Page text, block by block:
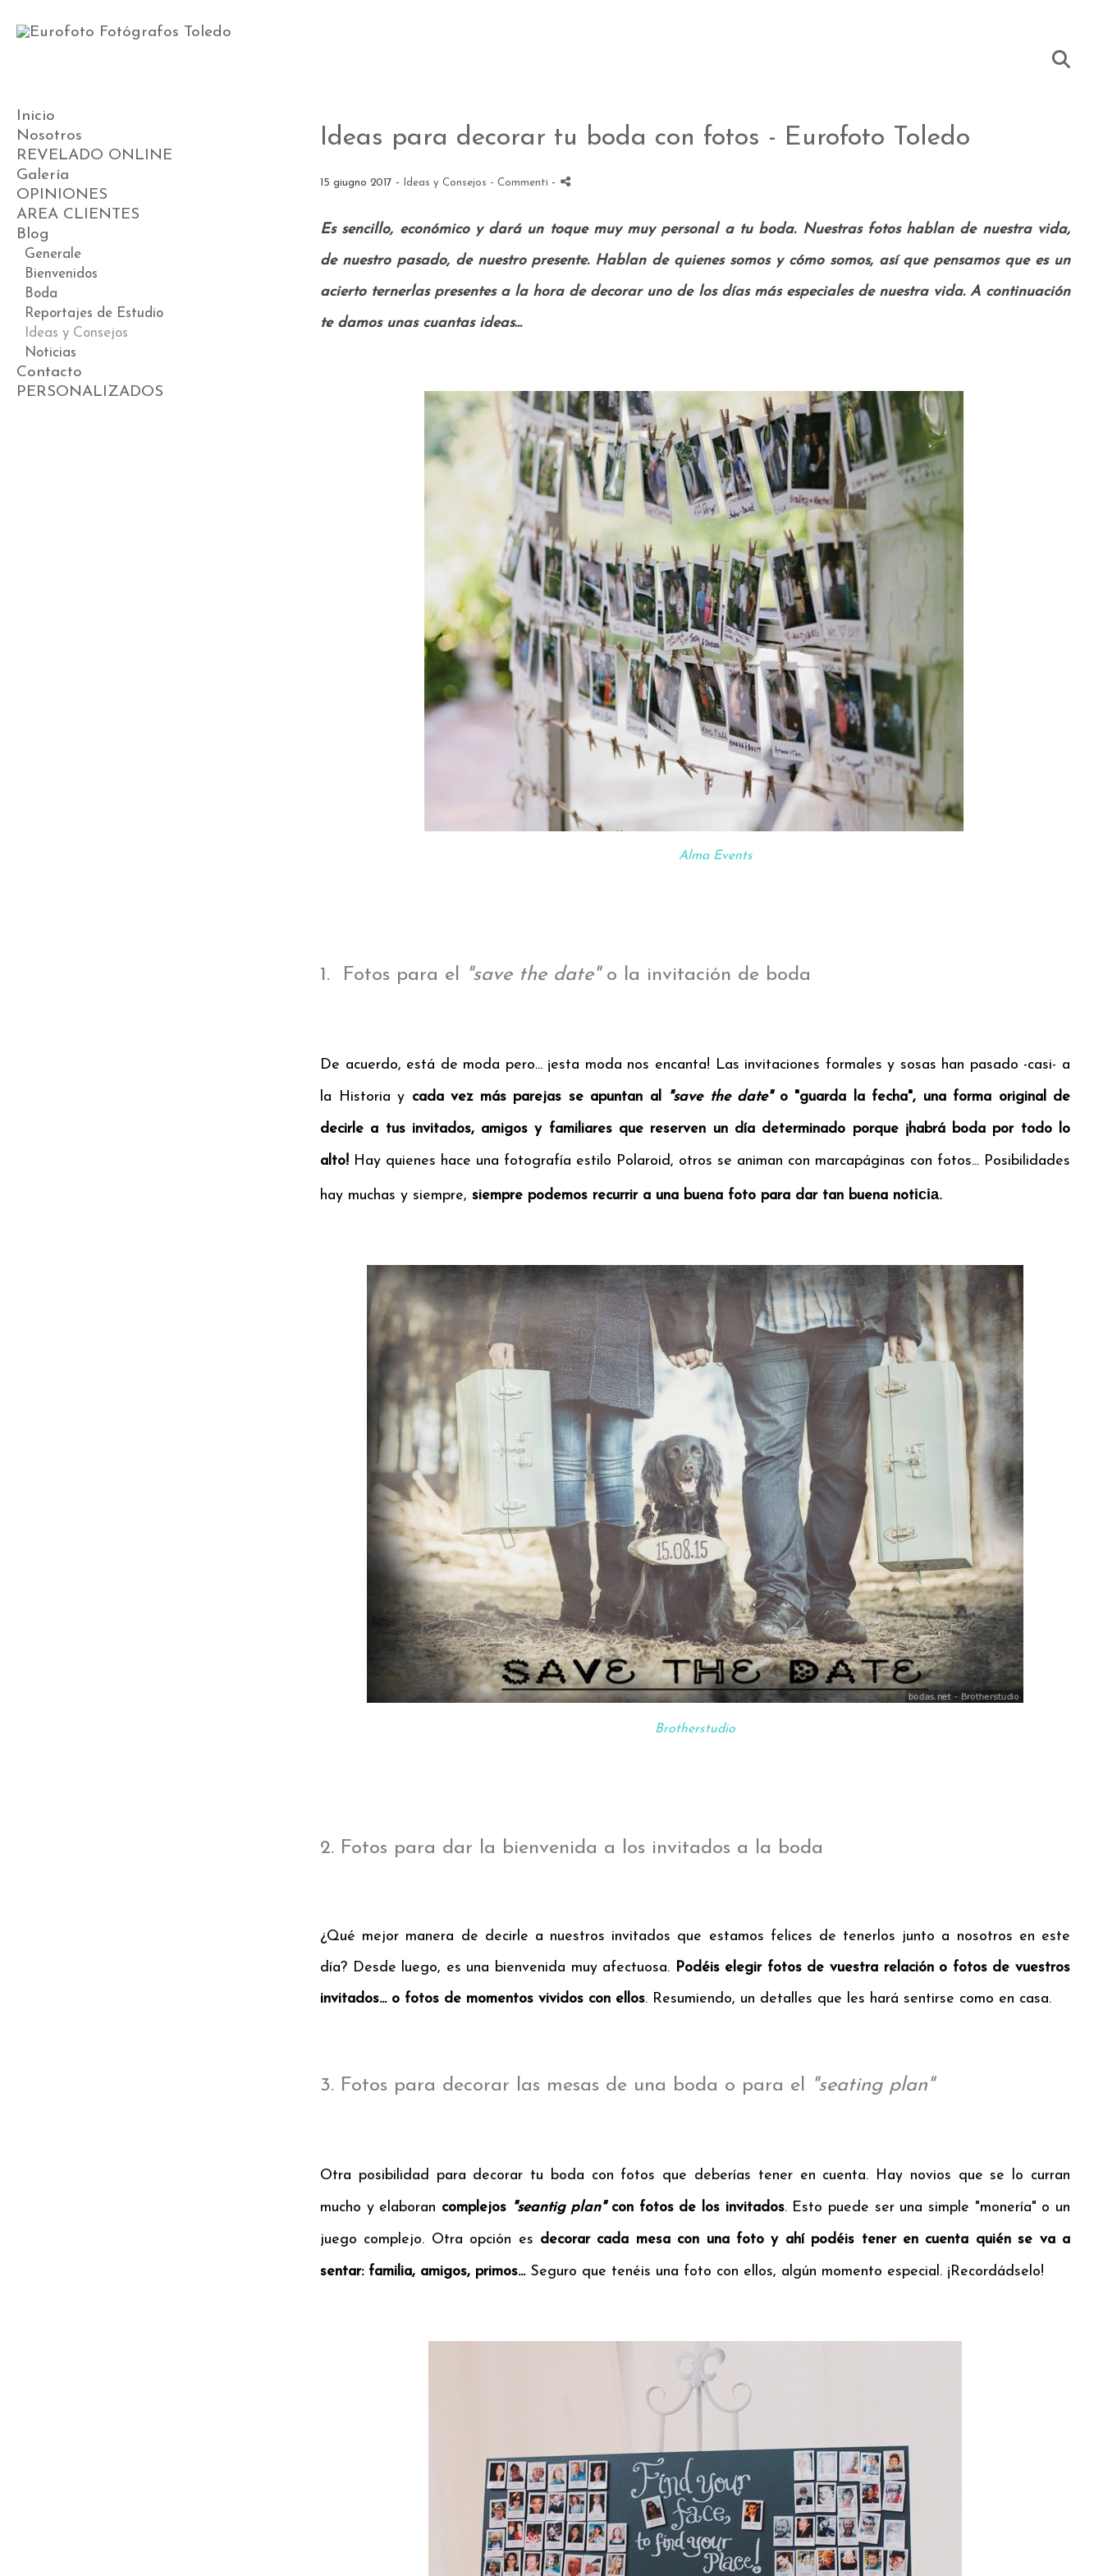
Inicio
Nosotros
REVELADO ONLINE
Galería
Videos
Preboda
Boda
Postboda
Comunión
Book
Premamá
ESTUDIO DE BEBÉS
OPINIONES
AREA CLIENTES
Blog
Generale
Bienvenidos
Boda
Reportajes de Estudio
Ideas y Consejos
Noticias
Contacto
PERSONALIZADOS
Ideas para decorar tu boda con fotos - Eurofoto Toledo
15 giugno 2017 - Ideas y Consejos - Commenti -
Es sencillo, económico y dará un toque muy muy personal a tu boda. Nuestras fotos hablan de nuestra vida,
de nuestro pasado, de nuestro presente. Hablan de quienes somos y cómo somos, así que pensamos que es un
acierto ternerlas presentes a la hora de decorar uno de los días más especiales de nuestra vida. A continuación
te damos unas cuantas ideas...
Alma Events
1. Fotos para el "save the date"o la invitación de boda
De acuerdo, está de moda pero... ¡esta moda nos encanta! Las invitaciones formales y sosas han pasado -casi- a
la Historia y cada vez más parejas se apuntan al "save the date" o "guarda la fecha", una forma original de
decirle a tus invitados, amigos y familiares que reserven un día determinado porque ¡habrá boda por todo lo
alto! Hay quienes hace una fotografía estilo Polaroid, otros se animan con marcapáginas con fotos... Posibilidades
hay muchas y siempre, siempre podemos recurrir a una buena foto para dar tan buena noticia.
Brotherstudio
2. Fotos para dar la bienvenida a los invitados a la boda
¿Qué mejor manera de decirle a nuestros invitados que estamos felices de tenerlos junto a nosotros en este
día? Desde luego, es una bienvenida muy afectuosa. Podéis elegir fotos de vuestra relación o fotos de vuestros
invitados... o fotos de momentos vividos con ellos. Resumiendo, un detalles que les hará sentirse como en casa.
3. Fotos para decorar las mesas de una boda o para el "seating plan"
Otra posibilidad para decorar tu boda con fotos que deberías tener en cuenta. Hay novios que se lo curran
mucho y elaboran complejos "seantig plan" con fotos de los invitados. Esto puede ser una simple "monería" o un
juego complejo. Otra opción es decorar cada mesa con una foto y ahí podéis tener en cuenta quién se va a
sentar: familia, amigos, primos...Seguro que tenéis una foto con ellos, algún momento especial. ¡Recordádselo!